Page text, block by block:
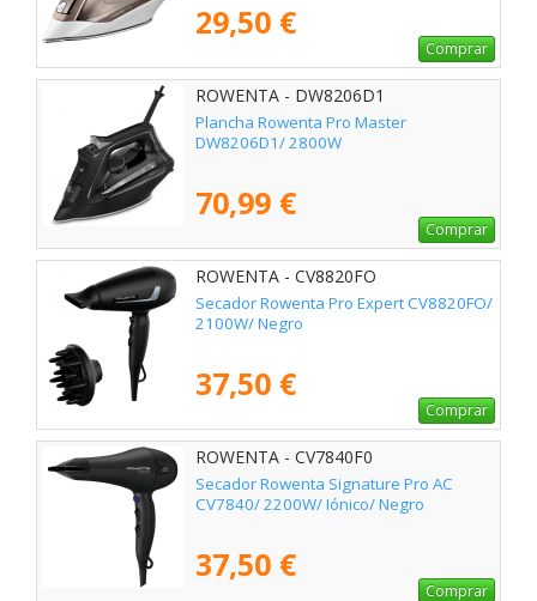
29,50 €
Comprar
ROWENTA - DW8206D1
Plancha Rowenta Pro Master
DW8206D1/ 2800W
70,99 €
Comprar
ROWENTA - CV8820FO
Secador Rowenta Pro Expert CV8820FO/
2100W/ Negro
37,50 €
Comprar
ROWENTA - CV7840F0
Secador Rowenta Signature Pro AC
CV7840/ 2200W/ Iónico/ Negro
37,50 €
Comprar